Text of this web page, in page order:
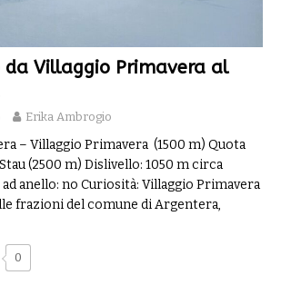
da Villaggio Primavera al
Erika Ambrogio
– Villaggio Primavera (1500 m) Quota
(2500 m) Dislivello: 1050 m circa
anello: no Curiosità: Villaggio Primavera
frazioni del comune di Argentera,
0